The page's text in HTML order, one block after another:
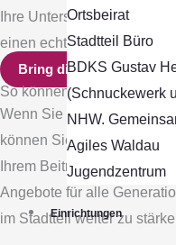
Ortsbeirat
Stadtteil Büro
BDKS Gustav
(Schnuckewerk
NHW.
Agiles Waldau
Jugendzentrum
Einrichtungen
Ihre Unterstützung – ob
einen echten Unterschied.
Bring dich ein!
So können Sie spenden
Wenn Sie die Arbeit im
können Sie Ihre Spende
Ihrem Beitrag helfen Sie
Angebote für alle
im Stadtteil weiter zu